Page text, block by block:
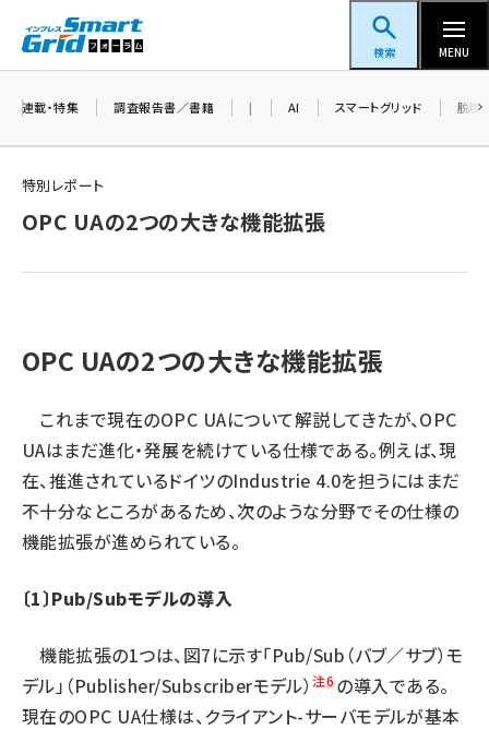
ン
スマートグリッドフォーラム
検索 MENU
新井宏征 (313)
ngn (294)
大串 (234)
aitras (200)
タンデム (161)
連載・特集 調査報告書／書籍 | AI スマートグリッド 脱炭
特別レポート
OPC UAの2つの大きな機能拡張
OPC UAの2つの大きな機能拡張
これまで現在のOPC UAについて解説してきたが、OPC
UAはまだ進化・発展を続けている仕様である。例えば、現
在、推進されているドイツのIndustrie 4.0を担うにはまだ
不十分なところがあるため、次のような分野でその仕様の
機能拡張が進められている。
〔1〕Pub/Subモデルの導入
機能拡張の1つは、図7に示す「Pub/Sub（バブ／サブ）モ
デル」（Publisher/Subscriberモデル）注6 の導入である。
現在のOPC UA仕様は、クライアント-サーバモデルが基本